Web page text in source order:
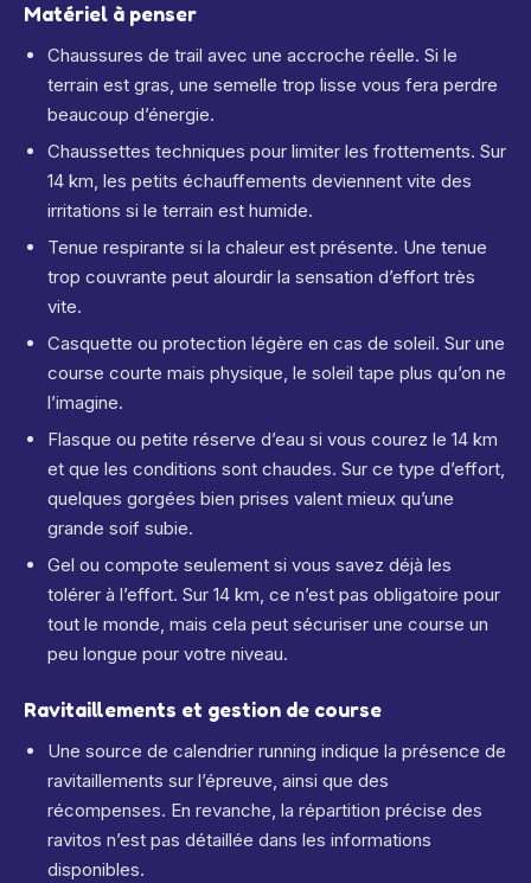
Matériel à penser
Chaussures de trail avec une accroche réelle. Si le
terrain est gras, une semelle trop lisse vous fera perdre
beaucoup d’énergie.
Chaussettes techniques pour limiter les frottements. Sur
14 km, les petits échauffements deviennent vite des
irritations si le terrain est humide.
Tenue respirante si la chaleur est présente. Une tenue
trop couvrante peut alourdir la sensation d’effort très
vite.
Casquette ou protection légère en cas de soleil. Sur une
course courte mais physique, le soleil tape plus qu’on ne
l’imagine.
Flasque ou petite réserve d’eau si vous courez le 14 km
et que les conditions sont chaudes. Sur ce type d’effort,
quelques gorgées bien prises valent mieux qu’une
grande soif subie.
Gel ou compote seulement si vous savez déjà les
tolérer à l’effort. Sur 14 km, ce n’est pas obligatoire pour
tout le monde, mais cela peut sécuriser une course un
peu longue pour votre niveau.
Ravitaillements et gestion de course
Une source de calendrier running indique la présence de
ravitaillements sur l’épreuve, ainsi que des
récompenses. En revanche, la répartition précise des
ravitos n’est pas détaillée dans les informations
disponibles.